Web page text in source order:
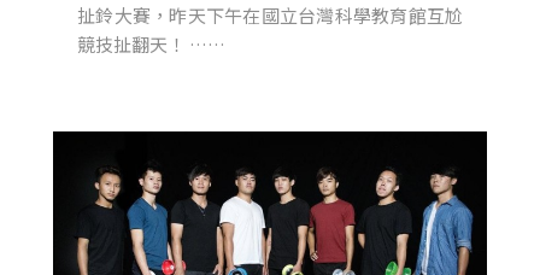
扯鈴大賽，昨天下午在國立台灣科學教育館互尬
競技扯翻天！ ……